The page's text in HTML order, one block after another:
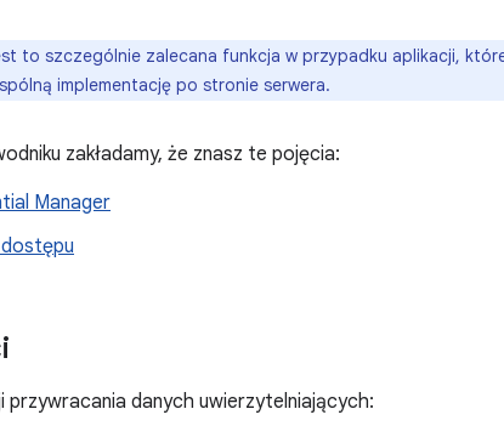
to szczególnie zalecana funkcja w przypadku aplikacji,
implementację po stronie serwera.
zakładamy, że znasz te pojęcia:
Manager
przywracania danych uwierzytelniających: